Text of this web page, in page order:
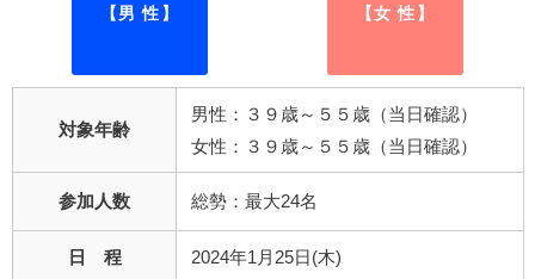
【男 性】 【女 性】
対象年齢
男性：３９歳～５５歳（当日確認）
女性：３９歳～５５歳（当日確認）
参加人数 総勢：最大24名
日 程 2024年1月25日(木)